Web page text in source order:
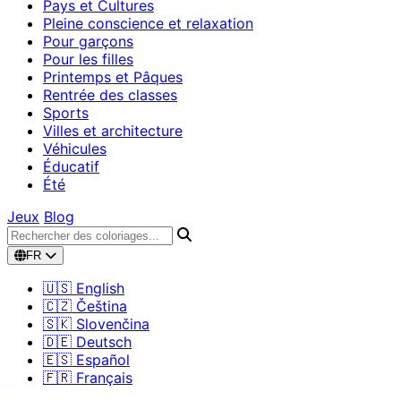
Pays et Cultures
Pleine conscience et relaxation
Pour garçons
Pour les filles
Printemps et Pâques
Rentrée des classes
Sports
Villes et architecture
Véhicules
Éducatif
Été
Jeux Blog
FR
🇺🇸 English
🇨🇿 Čeština
🇸🇰 Slovenčina
🇩🇪 Deutsch
🇪🇸 Español
🇫🇷 Français